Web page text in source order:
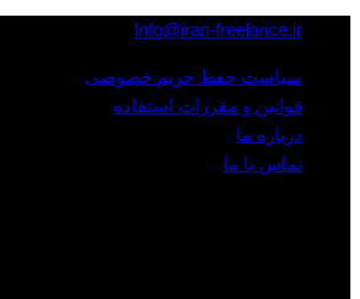
Info@iran-freelance.ir
سیاست حفظ حریم خصوصی
قوانین و مقررات استفاده
درباره ما
تماس با ما